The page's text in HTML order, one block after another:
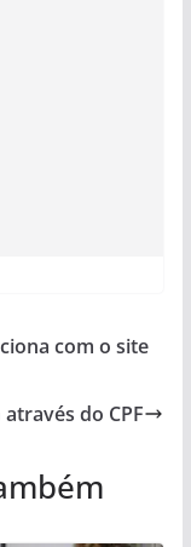
com o site
do CPF